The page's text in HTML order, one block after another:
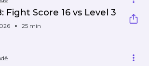
Fight Score 16 vs Level 3
25 min